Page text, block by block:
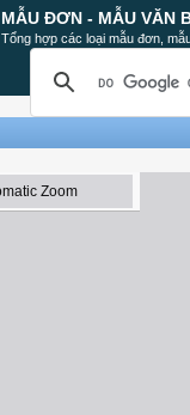
MẪU ĐƠN - MẪU VĂN
Tổng hợp các loại mẫu đơn,